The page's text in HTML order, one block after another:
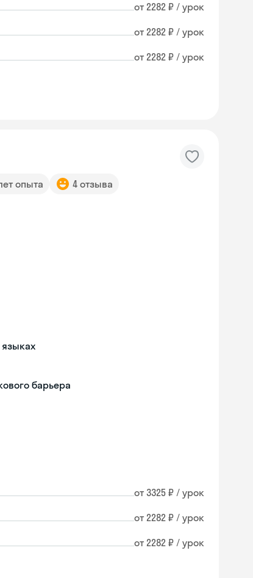
от 2282 ₽ / урок
от 2282 ₽ / урок
от 2282 ₽ / урок
опыта 4 отзыва
барьера
от 3325 ₽ / урок
от 2282 ₽ / урок
от 2282 ₽ / урок